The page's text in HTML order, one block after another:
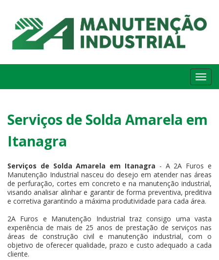
Serviços de Solda Amarela em
Itanagra
Serviços de Solda Amarela em Itanagra - A 2A Furos e
Manutenção Industrial nasceu do desejo em atender nas áreas
de perfuração, cortes em concreto e na manutenção industrial,
visando analisar alinhar e garantir de forma preventiva, preditiva
e corretiva garantindo a máxima produtividade para cada área.
2A Furos e Manutenção Industrial traz consigo uma vasta
experiência de mais de 25 anos de prestação de serviços nas
áreas de construção civil e manutenção industrial, com o
objetivo de oferecer qualidade, prazo e custo adequado a cada
cliente.